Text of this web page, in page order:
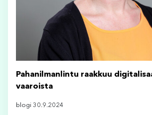
Pahanilmanlintu raakkuu
vaaroista
blogi 30.9.2024